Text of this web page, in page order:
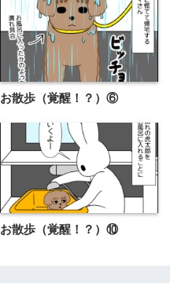
お散歩（覚醒！？）⑥
お散歩（覚醒！？）⑩